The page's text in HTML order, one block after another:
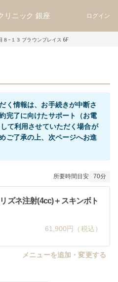
リニック 銀座 ログイン
８−１３ ブラウンプレイス 6F
く情報は、お手続きが中断さ
完了に向けたサポート（お電
て利用させていただく場合が
ご了承の上、次ページへお進
所要時間目安 70分
ズネ注射(4cc)＋スキンボト
61,900円（税込）
メニューを追加・変更する